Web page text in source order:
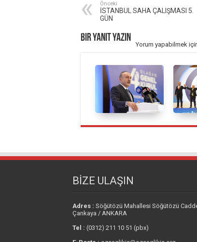
Önceki
İSTANBUL SAHA ÇALIŞMASI 5.
GÜN
Bir yanıt yazın
Yorum yapabilmek
BİZE ULAŞIN
Adres : Söğütözü Mahallesi Söğütözü
Çankaya / ANKARA
Tel : (0312) 211 10 51 (pbx)